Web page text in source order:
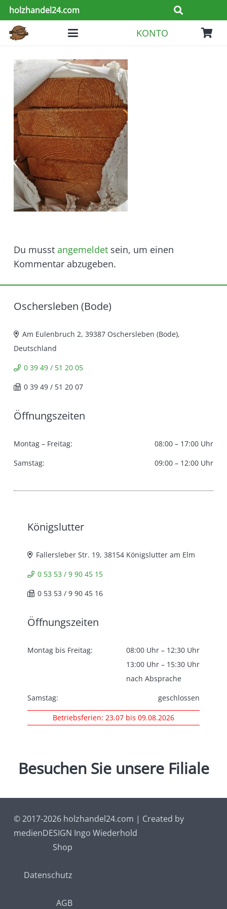
holzhandel24.com
KONTO
Du musst angemeldet sein, um einen
Kommentar abzugeben.
Oschersleben (Bode)
Am Eulenbruch 2, 39387 Oschersleben (Bode),
Deutschland
0 39 49 / 51 20 05
0 39 49 / 51 20 07
Öffnungszeiten
Montag – Freitag:
08:00 – 17:00 Uhr
Samstag:
09:00 – 12:00 Uhr
Königslutter
Fallersleber Str. 19, 38154 Königslutter am Elm
0 53 53 / 9 90 45 15
0 53 53 / 9 90 45 16
Öffnungszeiten
Montag bis Freitag:
08:00 Uhr – 12:30 Uhr
13:00 Uhr – 15:30 Uhr
nach Absprache
Samstag:
geschlossen
Betriebsferien: 23.07 bis 09.08.2026
Besuchen Sie unsere Filiale
© 2017-2026 holzhandel24.com | Created by
medienDESIGN Ingo Wiederhold
Shop
Datenschutz
AGB